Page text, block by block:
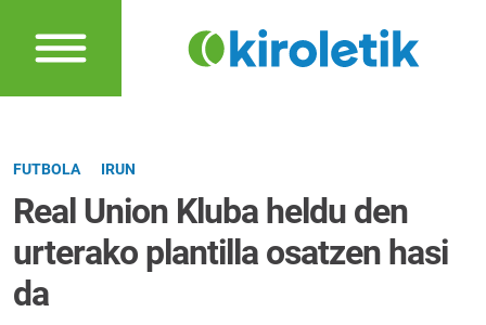
FUTBOLA IRUN
Real Union Kluba heldu den
urterako plantilla osatzen hasi
da